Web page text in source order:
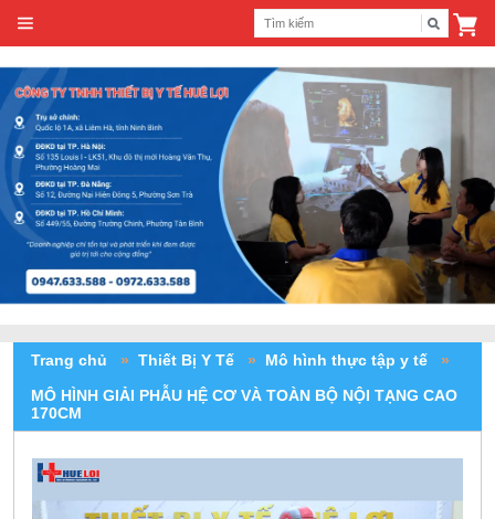
Trang chủ » Thiết Bị Y Tế » Mô hình thực tập y tế »
MÔ HÌNH GIẢI PHẪU HỆ CƠ VÀ TOÀN BỘ NỘI TẠNG CAO
170CM